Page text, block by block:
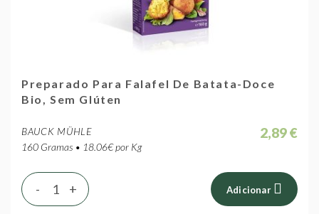
Preparado Para Falafel De Batata-Doce
Bio, Sem Glúten
BAUCK MÜHLE
160 Gramas • 18.06€ por Kg
2,89 €
+
- Adicionar